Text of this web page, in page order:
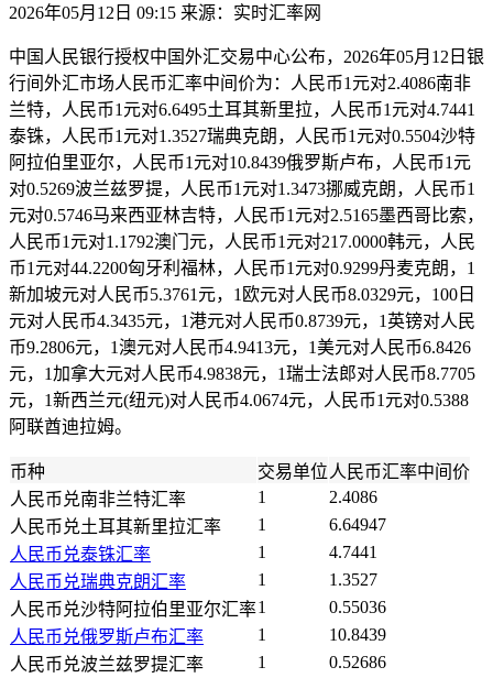
2026年05月12日 09:15 来源：实时汇率网
中国人民银行授权中国外汇交易中心公布，2026年05月12日银
行间外汇市场人民币汇率中间价为：人民币1元对2.4086南非
兰特，人民币1元对6.6495土耳其新里拉，人民币1元对4.7441
泰铢，人民币1元对1.3527瑞典克朗，人民币1元对0.5504沙特
阿拉伯里亚尔，人民币1元对10.8439俄罗斯卢布，人民币1元
对0.5269波兰兹罗提，人民币1元对1.3473挪威克朗，人民币1
元对0.5746马来西亚林吉特，人民币1元对2.5165墨西哥比索，
人民币1元对1.1792澳门元，人民币1元对217.0000韩元，人民
币1元对44.2200匈牙利福林，人民币1元对0.9299丹麦克朗，1
新加坡元对人民币5.3761元，1欧元对人民币8.0329元，100日
元对人民币4.3435元，1港元对人民币0.8739元，1英镑对人民
币9.2806元，1澳元对人民币4.9413元，1美元对人民币6.8426
元，1加拿大元对人民币4.9838元，1瑞士法郎对人民币8.7705
元，1新西兰元(纽元)对人民币4.0674元，人民币1元对0.5388
阿联酋迪拉姆。
币种 交易单位 人民币汇率中间价
人民币兑南非兰特汇率
1
2.4086
人民币兑土耳其新里拉汇率
1
6.64947
人民币兑泰铢汇率
1
4.7441
人民币兑瑞典克朗汇率
1
1.3527
人民币兑沙特阿拉伯里亚尔汇率1
0.55036
人民币兑俄罗斯卢布汇率
1
10.8439
人民币兑波兰兹罗提汇率
1
0.52686